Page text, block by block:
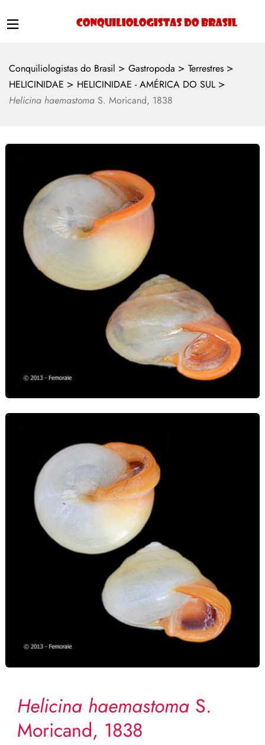
Conquiliologistas do Brasil > Gastropoda > Terrestres >
HELICINIDAE > HELICINIDAE - AMÉRICA DO SUL >
Helicina haemastoma S. Moricand, 1838
Helicina haemastomaS.
Moricand, 1838